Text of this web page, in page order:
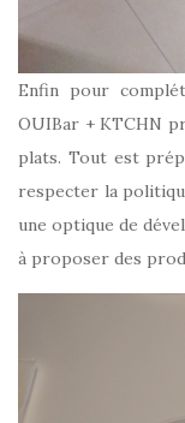
Enfin pour
OUIBar + KTCHN
plats. Tout est
respecter la
une optique de
à proposer des